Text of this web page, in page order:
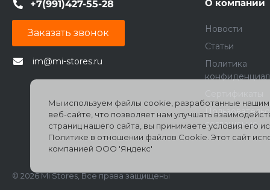
+7(991)427-55-28
Заказать звонок
im@mi-stores.ru
О компании
Новости
Статьи
Политика
соглашение
© 2026 Mi Stores, Все права защищены
Мы используем файлы cookie, разработанные
веб-сайте, что позволяет нам улучшать
страниц нашего сайта, вы принимаете условия его
Политике в отношении файлов Cookie. Этот сайт
компанией ООО 'Яндекс'